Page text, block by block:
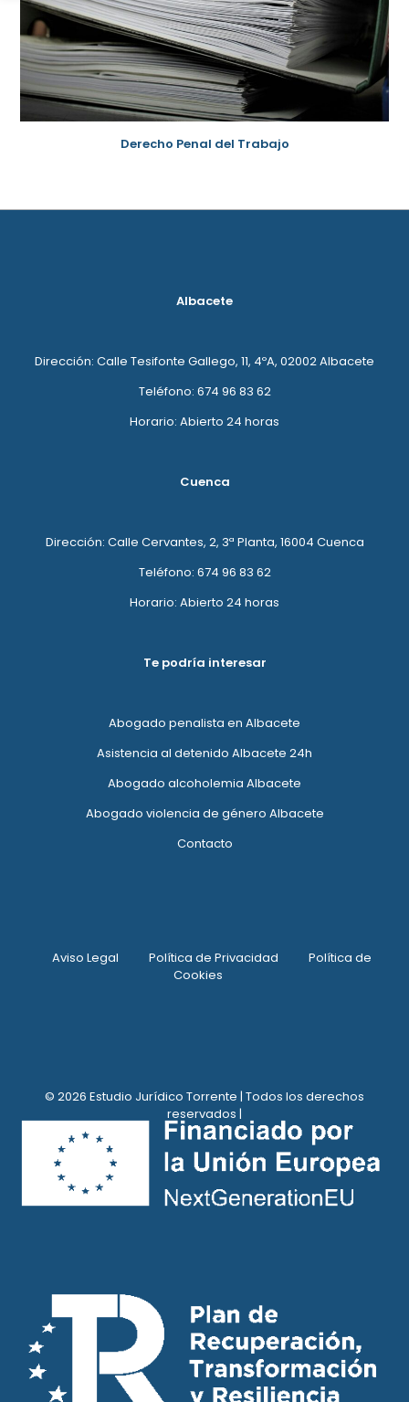
Derecho Penal del Trabajo
Albacete
Dirección: Calle Tesifonte Gallego, 11, 4ºA, 02002 Albacete
Teléfono: 674 96 83 62
Horario: Abierto 24 horas
Cuenca
Dirección: Calle Cervantes, 2, 3ª Planta, 16004 Cuenca
Teléfono: 674 96 83 62
Horario: Abierto 24 horas
Te podría interesar
Abogado penalista en Albacete
Asistencia al detenido Albacete 24h
Abogado alcoholemia Albacete
Abogado violencia de género Albacete
Contacto
Aviso Legal Política de Privacidad
Política de
Cookies
© 2026 Estudio Jurídico Torrente | Todos los derechos
reservados |